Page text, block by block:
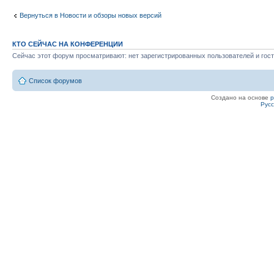
Вернуться в Новости и обзоры новых версий
КТО СЕЙЧАС НА КОНФЕРЕНЦИИ
Сейчас этот форум просматривают: нет зарегистрированных пользователей и
Список форумов
Создано на основе